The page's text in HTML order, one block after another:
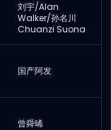
刘宇/Alan
Walker/孙名川
Chuanzi Suona
国产阿发
曾舜晞